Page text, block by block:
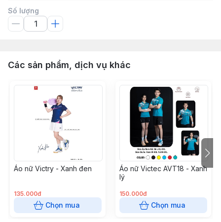
Số lượng
Các sản phẩm, dịch vụ khác
Áo nữ Victry - Xanh đen
135.000đ
Chọn mua
Áo nữ Victec AVT18 - Xanh
lý
150.000đ
Chọn mua